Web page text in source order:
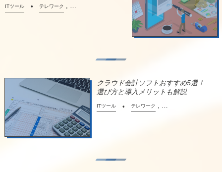
ITツール テレワーク
クラウド会計ソフトおすすめ5選！
選び方と導入メリットも解説
ITツール テレワーク , …